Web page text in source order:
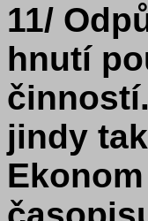
11/
hnutí
jindy